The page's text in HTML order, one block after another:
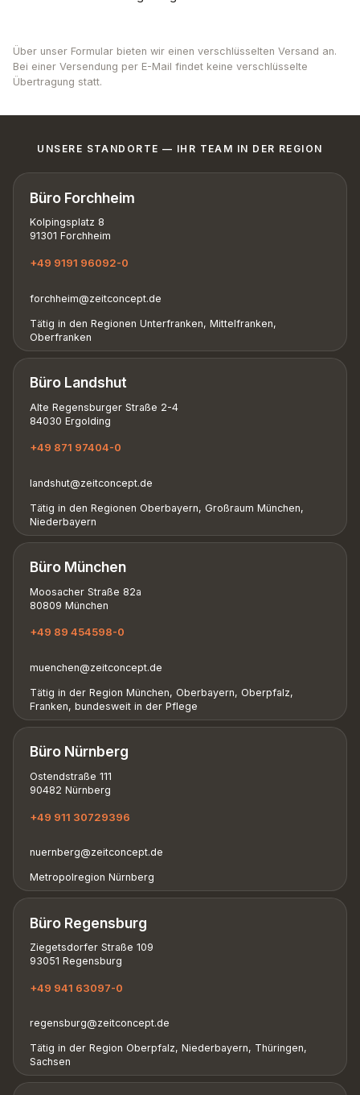
Über unser Formular bieten wir einen verschlüsselten Versand an.
Bei einer Versendung per E-Mail findet keine verschlüsselte
Übertragung statt.
UNSERE STANDORTE — IHR TEAM IN DER REGION
Büro Forchheim
Kolpingsplatz 8
91301 Forchheim
+49 9191 96092-0
forchheim@zeitconcept.de
Tätig in den Regionen Unterfranken, Mittelfranken,
Oberfranken
Büro Landshut
Alte Regensburger Straße 2-4
84030 Ergolding
+49 871 97404-0
landshut@zeitconcept.de
Tätig in den Regionen Oberbayern, Großraum München,
Niederbayern
Büro München
Moosacher Straße 82a
80809 München
+49 89 454598-0
muenchen@zeitconcept.de
Tätig in der Region München, Oberbayern, Oberpfalz,
Franken, bundesweit in der Pflege
Büro Nürnberg
Ostendstraße 111
90482 Nürnberg
+49 911 30729396
nuernberg@zeitconcept.de
Metropolregion Nürnberg
Büro Regensburg
Ziegetsdorfer Straße 109
93051 Regensburg
+49 941 63097-0
regensburg@zeitconcept.de
Tätig in der Region Oberpfalz, Niederbayern, Thüringen,
Sachsen